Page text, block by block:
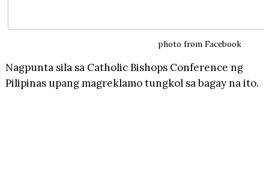
photo from Facebook
Nagpunta sila sa Catholic Bishops Conference ng
Pilipinas upang magreklamo tungkol sa bagay na ito.